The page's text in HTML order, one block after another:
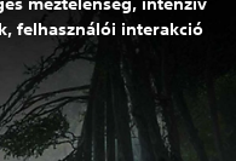
felhasználói interakció